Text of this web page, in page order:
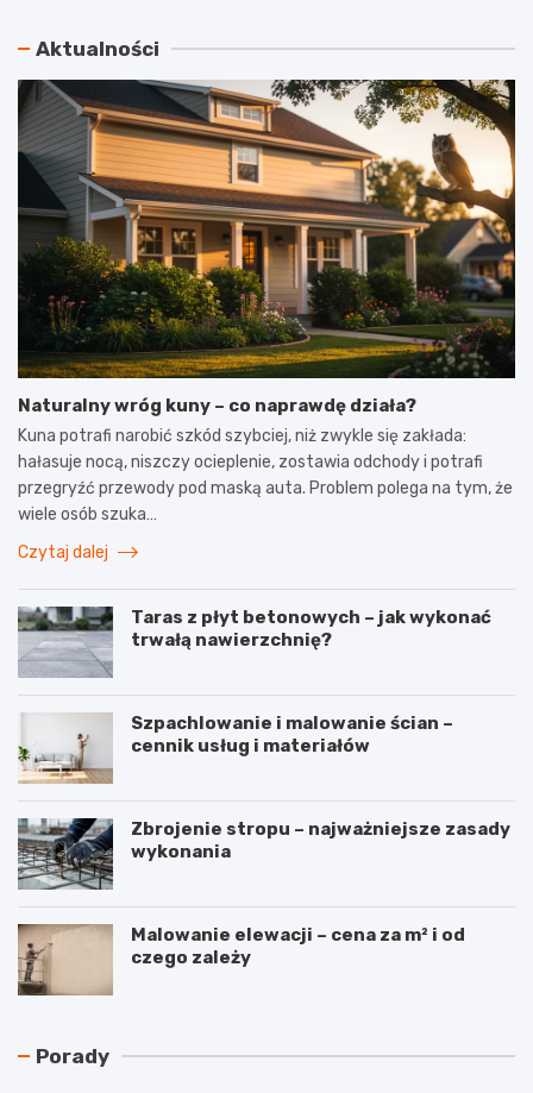
Aktualności
Naturalny wróg kuny – co naprawdę działa?
Kuna potrafi narobić szkód szybciej, niż zwykle się zakłada:
hałasuje nocą, niszczy ocieplenie, zostawia odchody i potrafi
przegryźć przewody pod maską auta. Problem polega na tym, że
wiele osób szuka…
Czytaj dalej
Taras z płyt betonowych – jak wykonać
trwałą nawierzchnię?
Szpachlowanie i malowanie ścian –
cennik usług i materiałów
Zbrojenie stropu – najważniejsze zasady
wykonania
Malowanie elewacji – cena za m² i od
czego zależy
Porady
a
z